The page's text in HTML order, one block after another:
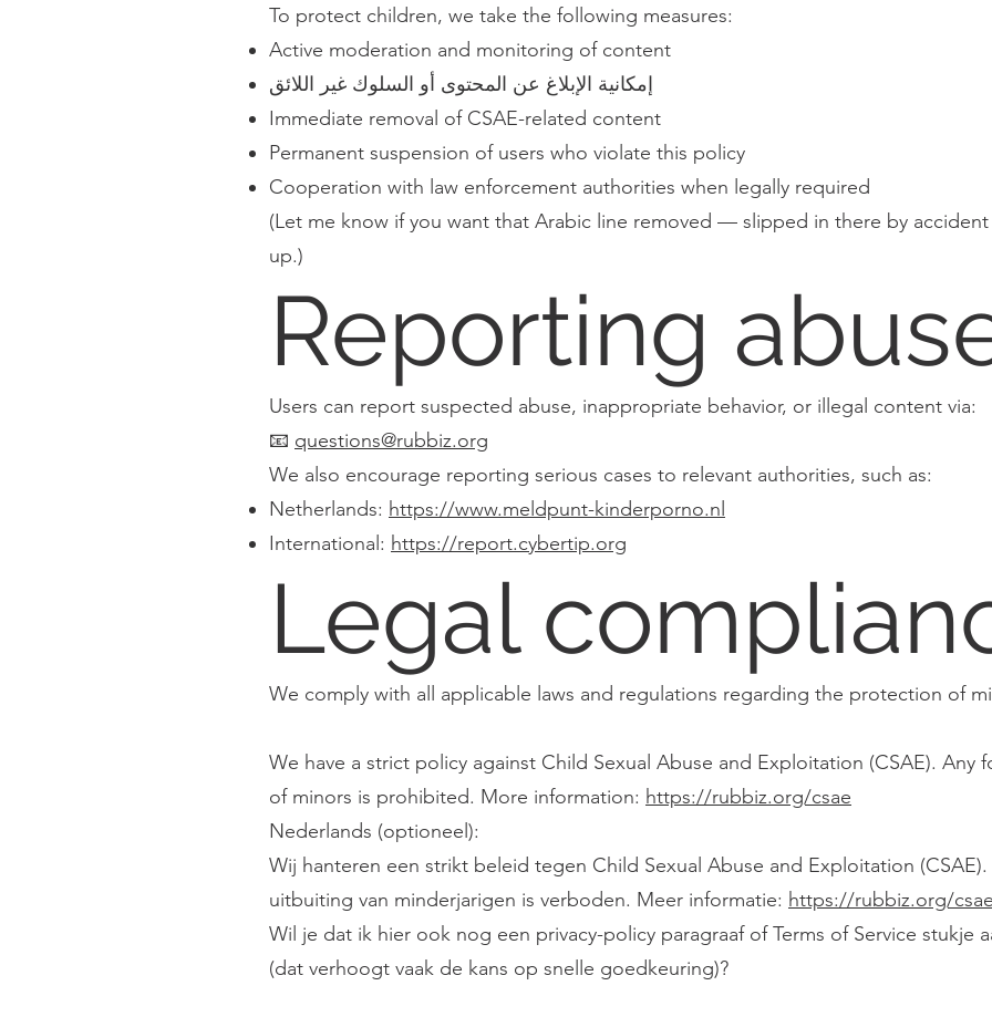
To protect children, we take the following measures:
Active moderation and monitoring of content
إمكانية الإبلاغ عن المحتوى أو السلوك غير اللائق
Immediate removal of CSAE-related content
Permanent suspension of users who violate this policy
Cooperation with law enforcement authorities when legally required
(Let me know if you want that Arabic line removed — slipped in there by
up.)
Reporting
Users can report suspected abuse, inappropriate behavior, or illegal content via:
📧 questions@rubbiz.org
We also encourage reporting serious cases to relevant authorities, such as:
Netherlands: https://www.meldpunt-kinderporno.nl
International: https://report.cybertip.org
Legal
We comply with all applicable laws and regulations regarding the protection of
We have a strict policy against Child Sexual Abuse and Exploitation (CSAE). Any
of minors is prohibited. More information: https://rubbiz.org/csae
Nederlands (optioneel):
Wij hanteren een strikt beleid tegen Child Sexual Abuse and Exploitation
uitbuiting van minderjarigen is verboden. Meer informatie: https://rubbiz.org/csae
Wil je dat ik hier ook nog een privacy-policy paragraaf of Terms of Service stukje
(dat verhoogt vaak de kans op snelle goedkeuring)?